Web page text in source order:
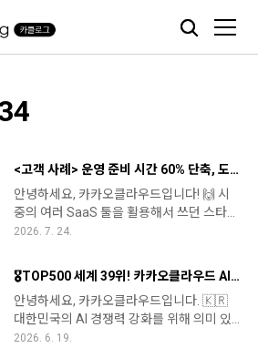
<고객 사례> 운영 준비 시간 60% 단축, 도로가 카카오클라우드로 자체 서비스를 구축한 이유
안녕하세요, 카카오클라우드입니다! 🙌 시
중의 여러 SaaS 툴을 활용해서 쓰던 스타트
업이, 자체 시스템을 직접 구축하기로 결심
스타트업 주식회사 도로는 그 질문의 답을
스스로 찾아내었습니다. 외부 SaaS 도구에
운영 방식을 맞추는 대신, 자체 러닝 시스템
을 직접 만들기로 한 건데요.그 결정을 계기
로 도로는 카카오클라우드 인프라 기반의
2026. 7. 24.
🎖️TOP500 세계 39위! 카카오클라우드 AI 슈퍼컴퓨터 구축기
안녕하세요, 카카오클라우드입니다. 🇰🇷
대한민국의 AI 경쟁력 강화를 위해 의미 있
는 소식을 전해드리고자 합니다. 카카오클
2026. 6. 19.